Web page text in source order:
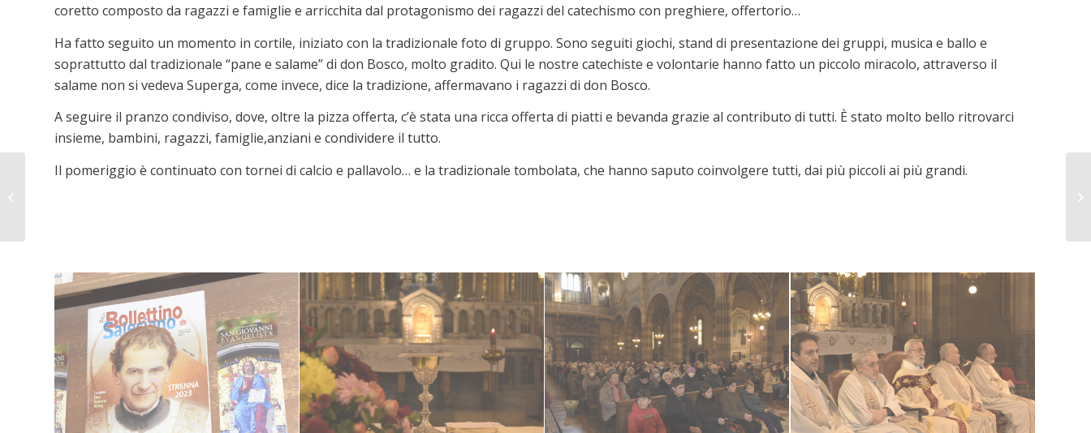
coretto composto da ragazzi e famiglie e arricchita dal protagonismo dei ragazzi del catechismo con preghiere, offertorio…
Ha fatto seguito un momento in cortile, iniziato con la tradizionale foto di gruppo. Sono seguiti giochi, stand di presentazione dei gruppi, musica e ballo e
soprattutto dal tradizionale “pane e salame” di don Bosco, molto gradito. Qui le nostre catechiste e volontarie hanno fatto un piccolo miracolo, attraverso il
salame non si vedeva Superga, come invece, dice la tradizione, affermavano i ragazzi di don Bosco.
A seguire il pranzo condiviso, dove, oltre la pizza offerta, c’è stata una ricca offerta di piatti e bevanda grazie al contributo di tutti. È stato molto bello ritrovarci
insieme, bambini, ragazzi, famiglie,anziani e condividere il tutto.
Il pomeriggio è continuato con tornei di calcio e pallavolo… e la tradizionale tombolata, che hanno saputo coinvolgere tutti, dai più piccoli ai più grandi.